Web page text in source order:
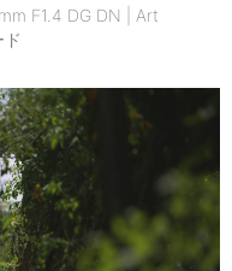
F1.4 DG DN | Art